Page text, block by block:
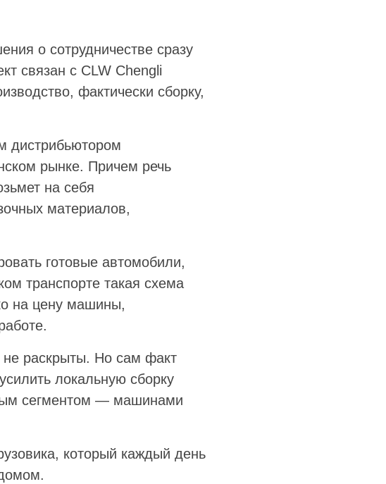
о сотрудничестве сразу
связан с CLW Chengli
фактически сборку,
дистрибьютором
рынке. Причем речь
на себя
материалов,
готовые автомобили,
транспорте такая схема
на цену машины,
не раскрыты. Но сам факт
локальную сборку
сегментом — машинами
который каждый день